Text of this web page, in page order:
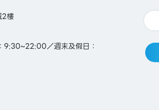
2樓
9:30~22:00／週末及假日：